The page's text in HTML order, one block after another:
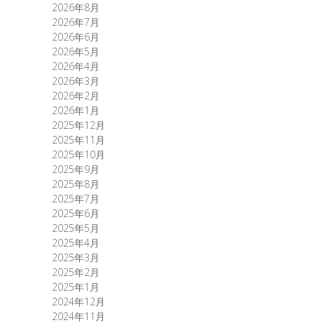
2026年8月
2026年7月
2026年6月
2026年5月
2026年4月
2026年3月
2026年2月
2026年1月
2025年12月
2025年11月
2025年10月
2025年9月
2025年8月
2025年7月
2025年6月
2025年5月
2025年4月
2025年3月
2025年2月
2025年1月
2024年12月
2024年11月